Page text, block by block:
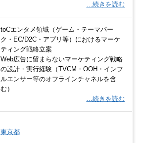
…続きを読む
toCエンタメ領域（ゲーム・テーマパー
ク・EC/D2C・アプリ等）におけるマーケ
ティング戦略立案
Web広告に留まらないマーケティング戦略
の設計・実行経験（TVCM・OOH・インフ
ルエンサー等のオフラインチャネルを含
む）
…続きを読む
東京都